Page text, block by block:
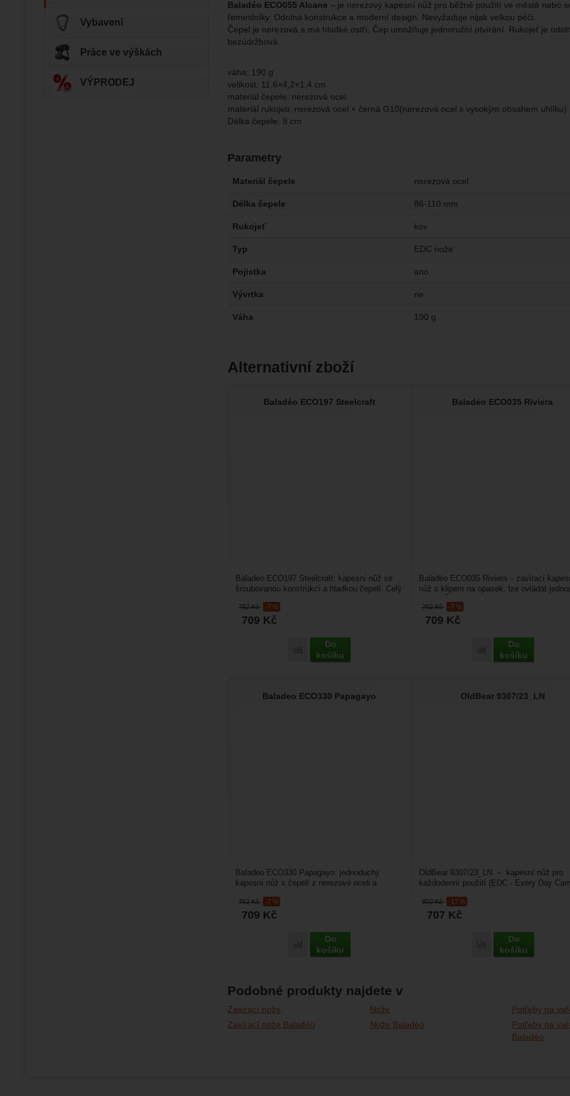
Zobrazit
Tyto cookies nám umožňují měření výkonu našeho webu i našich reklamních kampaní.
Jejich pomocí určujeme počet návštěv a zdroje návštěv našich internetových stránek.
Data získaná pomocí těchto cookies zpracováváme souhrnně a anonymně, takže
Marketingové
Marketingové- abychom vás neobtěžovali nevhodnou reklamou.
Povoleno
Zobrazit
Marketingové cookies používáme my nebo naši partneři, abychom vám mohli zobrazit
vhodné obsahy nebo reklamy jak na našich stránkách, tak na stránkách třetích stran.
Baladéo ECO055 Alcane – je nerezový kapesní nůž pro běžné použití ve městě nebo
řemeslníky. Odolná konstrukce a moderní design. Nevyžaduje nijak velkou péči.
Čepel je nerezová a má hladké ostří. Čep umožňuje jednoruční otvírání. Rukojeť je
bezúdržbová.
váha: 190 g
velikost: 11,6×4,2×1,4 cm
materiál čepele: nerezová ocel
materiál rukojeti: nerezová ocel + černá G10(nerezová ocel s vysokým obsahem uhlíku)
Délka čepele: 9 cm
Parametry
Materiál čepele nerezová ocel
Délka čepele 86-110 mm
Rukojeť kov
Typ EDC nože
Pojistka ano
Vývrtka ne
Váha 190 g
Alternativní zboží
Baladéo ECO197 Steelcraft
762Kč -7 %
709 Kč
Porovnat
Do
košíku
Baladéo ECO197 Steelcraft: kapesní nůž se
šroubovanou konstrukcí a hladkou čepelí. Celý
Baladéo ECO035 Riviera
762Kč -7 %
709 Kč
Porovnat
Do
košíku
Baladéo ECO035 Riviera – zavírací
nůž s klipem na opasek, lze ovládát
Baladeo ECO330 Papagayo
762Kč -7 %
709 Kč
Porovnat
Do
košíku
Baladeo ECO330 Papagayo: jednoduchý
kapesní nůž s čepelí z nerezové oceli a
OldBear 9307/23_LN
850Kč -17 %
707 Kč
Porovnat
Do
košíku
OldBear 9307/23_LN – kapesní nůž pro
každodenní použití (EDC - Every Day
Podobné produkty najdete v
Zavírací nože
Zavírací nože Baladéo
Nože
Nože Baladéo
Potřeby na
Potřeby na
Baladéo
Vybavení
Práce ve výškách
VÝPRODEJ